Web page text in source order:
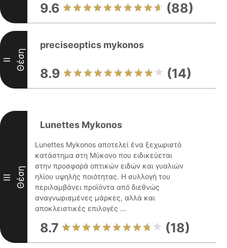
9.6 (88)
II Θέση
preciseoptics mykonos
8.9 (14)
III Θέση
Lunettes Mykonos
Lunettes Mykonos αποτελεί ένα ξεχωριστό
κατάστημα στη Μύκονο που ειδικεύεται
στην προσφορά οπτικών ειδών και γυαλιών
ηλίου υψηλής ποιότητας. Η συλλογή του
περιλαμβάνει προϊόντα από διεθνώς
αναγνωρισμένες μάρκες, αλλά και
αποκλειστικές επιλογές ...
8.7 (18)